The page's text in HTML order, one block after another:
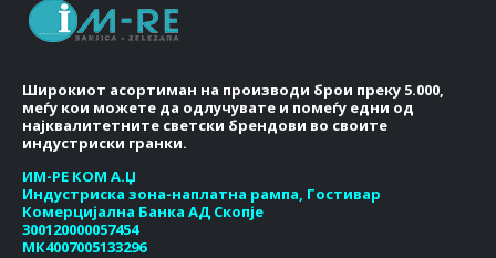
Широкиот асортиман на производи брои преку 5.000,
меѓу кои можете да одлучувате и помеѓу едни од
најквалитетните светски брендови во своите
индустриски гранки.
ИМ-РЕ КОМ А.Џ
Индустриска зона-наплатна рампа, Гостивар
Комерцијална Банка АД Скопје
300120000057454
МК4007005133296